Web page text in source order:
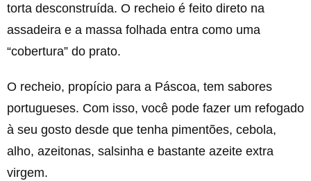
torta desconstruída. O recheio é feito direto na
assadeira e a massa folhada entra como uma
“cobertura” do prato.
O recheio, propício para a Páscoa, tem sabores
portugueses. Com isso, você pode fazer um refogado
à seu gosto desde que tenha pimentões, cebola,
alho, azeitonas, salsinha e bastante azeite extra
virgem.